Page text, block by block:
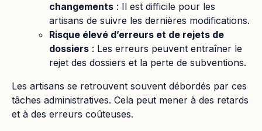
changements : Il est difficile pour les
artisans de suivre les dernières modifications.
Risque élevé d’erreurs et de rejets de
dossiers : Les erreurs peuvent entraîner le
rejet des dossiers et la perte de subventions.
Les artisans se retrouvent souvent débordés par ces
tâches administratives. Cela peut mener à des retards
et à des erreurs coûteuses.